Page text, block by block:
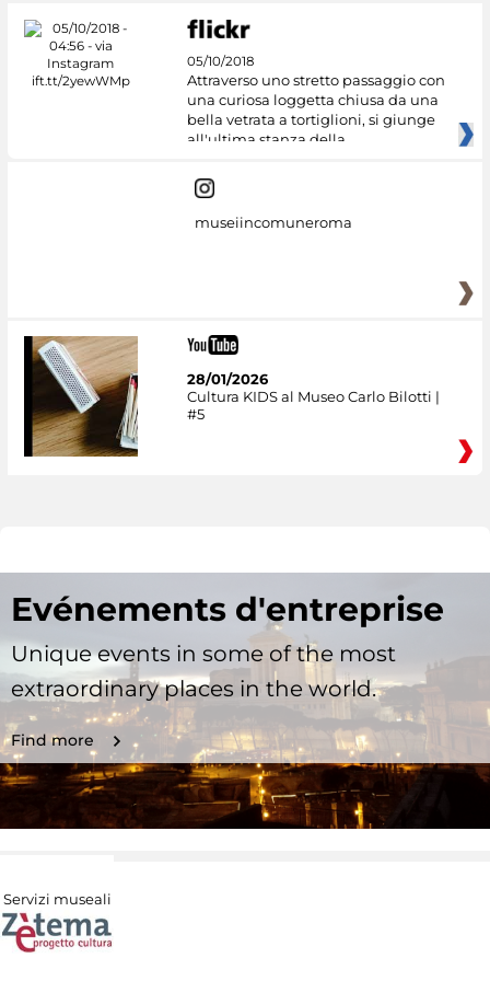
05/10/2018
Attraverso uno stretto passaggio con
una curiosa loggetta chiusa da una
bella vetrata a tortiglioni, si giunge
all'ultima stanza della
museiincomuneroma
28/01/2026
Cultura KIDS al Museo Carlo Bilotti |
#5
Evénements d'entreprise
Unique events in some of the most
extraordinary places in the world.
Find more
Servizi museali